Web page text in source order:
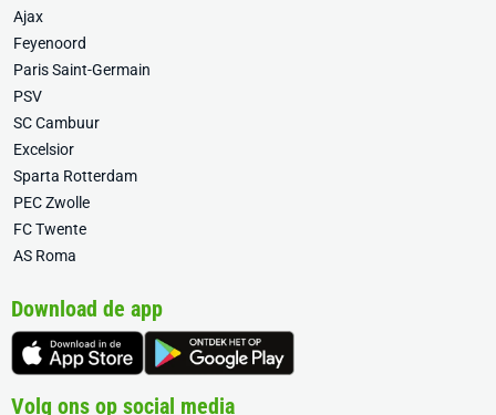
Ajax
Feyenoord
Paris Saint-Germain
PSV
SC Cambuur
Excelsior
Sparta Rotterdam
PEC Zwolle
FC Twente
AS Roma
Download de app
Volg ons op social media